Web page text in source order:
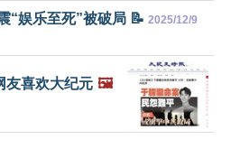
“娱乐至死”被破局 📝 2025/12/9
友喜欢大纪元 🖼️